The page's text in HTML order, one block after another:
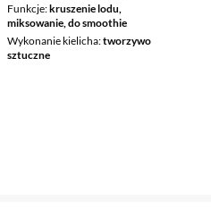
Funkcje kruszenie lodu,
miksowanie, do smoothie
Wykonanie kielicha tworzywo
sztuczne